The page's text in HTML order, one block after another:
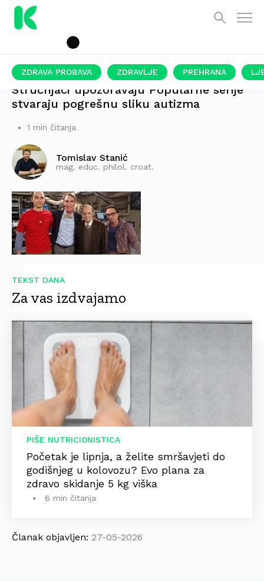
ZDRAVA PROBAVA ZDRAVLJE PREHRANA
Stručnjaci upozoravaju Popularne serije
stvaraju pogrešnu sliku autizma
1 min čitanja
Tomislav Stanić
mag. educ. philol. croat.
TEKST DANA
Za vas izdvajamo
PIŠE NUTRICIONISTICA
Početak je lipnja, a želite smršavjeti do
godišnjeg u kolovozu? Evo plana za
zdravo skidanje 5 kg viška
6 min čitanja
Članak objavljen: 27-05-2026